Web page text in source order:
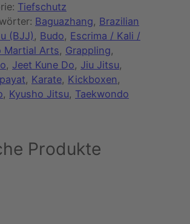
Tiefschutz
Baguazhang, Brazilian
(BJJ) , Budo, Escrima / Kali /
Martial Arts, Grappling
, Jeet Kune Do, Jiu Jitsu
, Karate, Kickboxen
, Kyusho Jitsu, Taekwondo
Produkte